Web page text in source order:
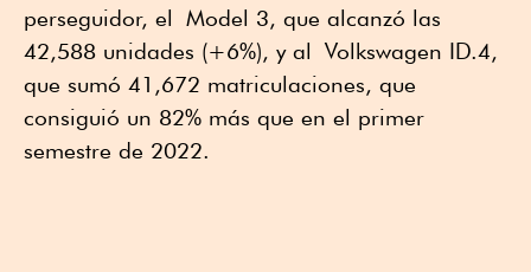
perseguidor, el Model 3, que alcanzó las
42,588 unidades (+6%), y al Volkswagen ID.4,
que sumó 41,672 matriculaciones, que
consiguió un 82% más que en el primer
semestre de 2022.